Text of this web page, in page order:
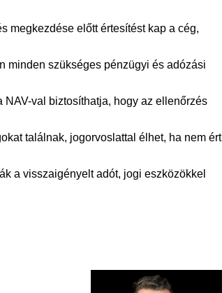
megkezdése előtt értesítést kap a cég,
minden szükséges pénzügyi és adózási
NAV-val biztosíthatja, hogy az ellenőrzés
találnak, jogorvoslattal élhet, ha nem ért
a visszaigényelt adót, jogi eszközökkel